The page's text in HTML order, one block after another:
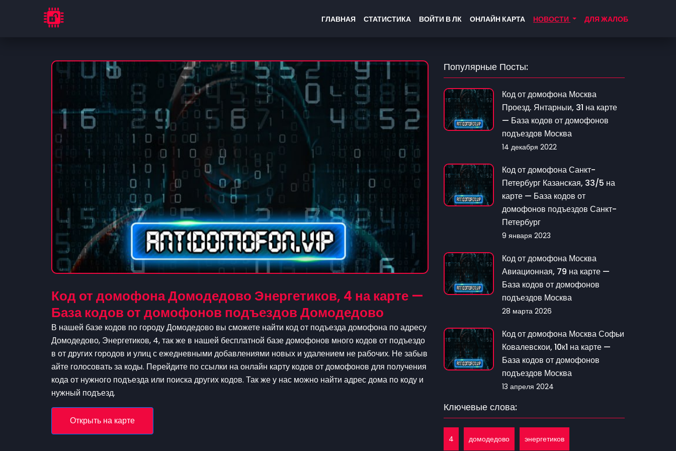
ГЛАВНАЯ СТАТИСТИКА ВОЙТИ В ЛК ОНЛАЙН КАРТА НОВОСТИ ДЛЯ ЖАЛОБ
Код от домофона Домодедово Энергетиков, 4 на карте —
База кодов от домофонов подъездов Домодедово
В нашей базе кодов по городу Домодедово вы сможете найти код от подъезда домофона по адресу
Домодедово, Энергетиков, 4, так же в нашей бесплатной базе домофонов много кодов от подъездо
в от других городов и улиц с ежедневными добавлениями новых и удалением не рабочих. Не забыв
айте голосовать за коды. Перейдите по ссылки на онлайн карту кодов от домофонов для получения
кода от нужного подъезда или поиска других кодов. Так же у нас можно найти адрес дома по коду и
нужный подъезд.
Открыть на карте
Популярные Посты:
Код от домофона Москва
Проезд. Янтарныи, 31 на карте
— База кодов от домофонов
подъездов Москва
14 декабря 2022
Код от домофона Санкт-
Петербург Казанская, 33/5 на
карте — База кодов от
домофонов подъездов Санкт-
Петербург
9 января 2023
Код от домофона Москва
Авиационная, 79 на карте —
База кодов от домофонов
подъездов Москва
28 марта 2026
Код от домофона Москва Софьи
Ковалевскои, 10к1 на карте —
База кодов от домофонов
подъездов Москва
13 апреля 2024
Ключевые слова:
4 домодедово энергетиков